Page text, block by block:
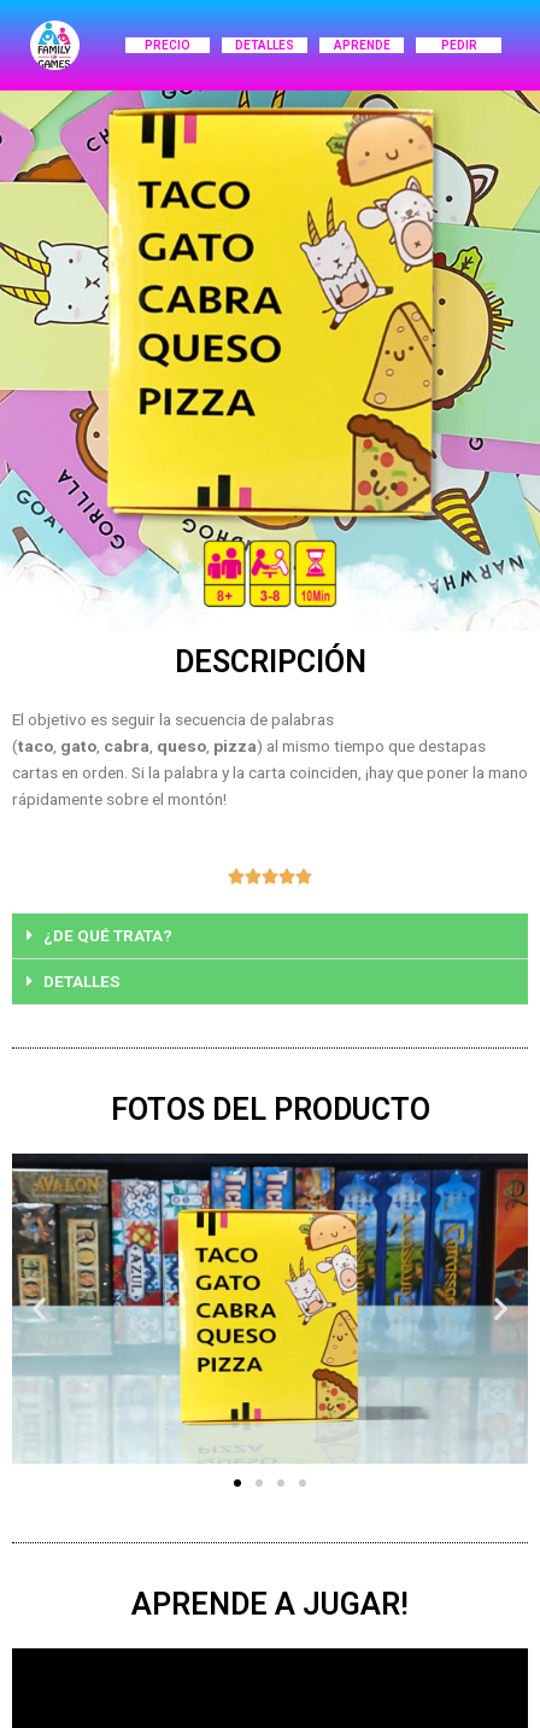
PRECIO DETALLES APRENDE PEDIR
DESCRIPCIÓN
El objetivo es seguir la secuencia de palabras
(taco gato cabra queso pizza) al mismo tiempo que destapas
cartas en orden. Si la palabra y la carta coinciden, ¡hay que poner la mano
rápidamente sobre el montón!
Valorado
de
¿DE QUÉ TRATA?
DETALLES
FOTOS DEL PRODUCTO
APRENDE A JUGAR!